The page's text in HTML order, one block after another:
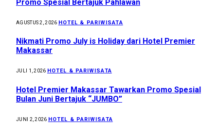
Promo Spesial Bertajuk Pahlawan
AGUSTUS 2, 2026 HOTEL & PARIWISATA
Nikmati Promo July is Holiday dari Hotel Premier
Makassar
JULI 1, 2026 HOTEL & PARIWISATA
Hotel Premier Makassar Tawarkan Promo Spesial
Bulan Juni Bertajuk “JUMBO”
JUNI 2, 2026 HOTEL & PARIWISATA